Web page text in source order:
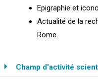
Epigraphie et
Actualité de la
Rome.
Champ d'activité